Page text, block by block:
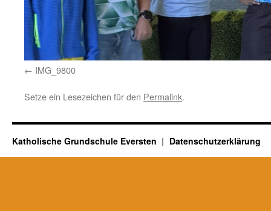
IMG_9800
Setze ein Lesezeichen für den Permalink.
Katholische Grundschule Eversten Datenschutzerklärung